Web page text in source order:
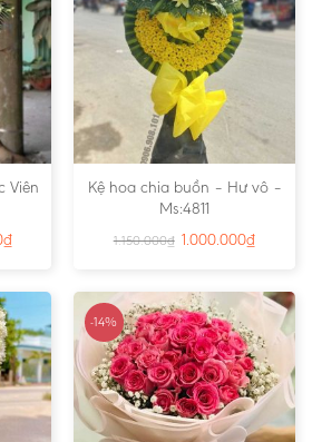
Viên
₫
Kệ hoa chia buồn – Hư vô –
Ms:4811
1.150.000₫ 1.000.000₫
-14%